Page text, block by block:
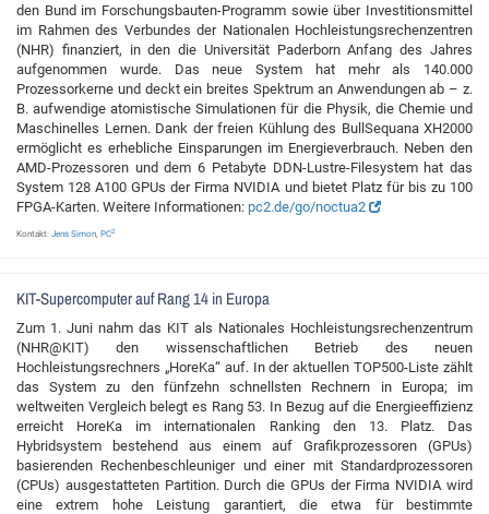
den Bund im Forschungsbauten-Programm sowie über Investitionsmittel
im Rahmen des Verbundes der Nationalen Hochleistungsrechenzentren
(NHR) finanziert, in den die Universität Paderborn Anfang des Jahres
aufgenommen wurde. Das neue System hat mehr als 140.000
Prozessorkerne und deckt ein breites Spektrum an Anwendungen ab – z.
B. aufwendige atomistische Simulationen für die Physik, die Chemie und
Maschinelles Lernen. Dank der freien Kühlung des BullSequana XH2000
ermöglicht es erhebliche Einsparungen im Energieverbrauch. Neben den
AMD-Prozessoren und dem 6 Petabyte DDN-Lustre-Filesystem hat das
System 128 A100 GPUs der Firma NVIDIA und bietet Platz für bis zu 100
FPGA-Karten. Weitere Informationen: pc2.de/go/noctua2
Kontakt: Jens Simon PC2
KIT-Supercomputer auf Rang 14 in Europa
Zum 1. Juni nahm das KIT als Nationales Hochleistungsrechenzentrum
(NHR@KIT) den wissenschaftlichen Betrieb des neuen
Hochleistungsrechners „HoreKa“ auf. In der aktuellen TOP500-Liste zählt
das System zu den fünfzehn schnellsten Rechnern in Europa; im
weltweiten Vergleich belegt es Rang 53. In Bezug auf die Energieeffizienz
erreicht HoreKa im internationalen Ranking den 13. Platz. Das
Hybridsystem bestehend aus einem auf Grafikprozessoren (GPUs)
basierenden Rechenbeschleuniger und einer mit Standardprozessoren
(CPUs) ausgestatteten Partition. Durch die GPUs der Firma NVIDIA wird
eine extrem hohe Leistung garantiert, die etwa für bestimmte